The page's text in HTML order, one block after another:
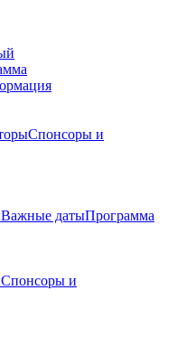
Спонсоры и
Важные датыПрограмма
Спонсоры и